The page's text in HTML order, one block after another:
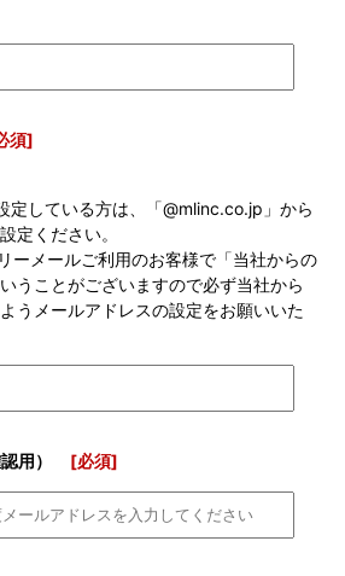
須]
定している方は、「@mlinc.co.jp」から
定ください。
ーメールご利用のお客様で「当社からの
うことがございますので必ず当社から
うメールアドレスの設定をお願いいた
用） [必須]